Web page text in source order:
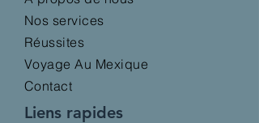
Nos services
Réussites
Voyage Au Mexique
Contact
Liens rapides